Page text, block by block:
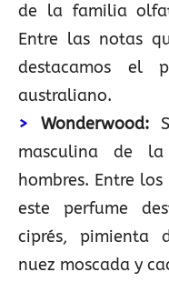
de la familia
Entre las notas
destacamos el
australiano.
>
Wonderwood:
masculina de
hombres. Entre
este perfume
ciprés, pimienta
nuez moscada y